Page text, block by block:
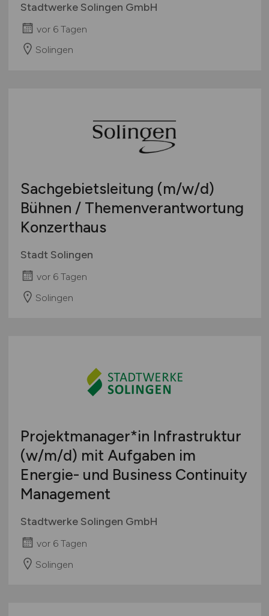
Stadtwerke Solingen GmbH
vor 6 Tagen
Solingen
Sachgebietsleitung (m/w/d)
Bühnen / Themenverantwortung
Konzerthaus
Stadt Solingen
vor 6 Tagen
Solingen
Projektmanager*in Infrastruktur
(w/m/d) mit Aufgaben im
Energie- und Business Continuity
Management
Stadtwerke Solingen GmbH
vor 6 Tagen
Solingen